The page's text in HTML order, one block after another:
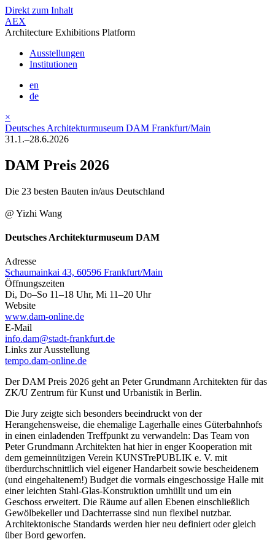
Direkt zum Inhalt
AEX
Architecture Exhibitions Platform
Ausstellungen
Institutionen
en
de
×
Deutsches Architekturmuseum DAM Frankfurt/Main
31.1.–28.6.2026
DAM Preis 2026
Die 23 besten Bauten in/aus Deutschland
@ Yizhi Wang
Deutsches Architekturmuseum DAM
Adresse
Schaumainkai 43, 60596 Frankfurt/Main
Öffnungszeiten
Di, Do–So 11–18 Uhr, Mi 11–20 Uhr
Website
www.dam-online.de
E-Mail
info.dam@stadt-frankfurt.de
Links zur Ausstellung
tempo.dam-online.de
Der DAM Preis 2026 geht an Peter Grundmann Architekten für das
ZK/U Zentrum für Kunst und Urbanistik in Berlin.
Die Jury zeigte sich besonders beeindruckt von der
Herangehensweise, die ehemalige Lagerhalle eines Güterbahnhofs
in einen einladenden Treffpunkt zu verwandeln: Das Team von
Peter Grundmann Architekten hat hier in enger Kooperation mit
dem gemeinnützigen Verein KUNSTrePUBLIK e. V. mit
überdurchschnittlich viel eigener Handarbeit sowie bescheidenem
(und eingehaltenem!) Budget die vormals eingeschossige Halle mit
einer leichten Stahl-Glas-Konstruktion umhüllt und um ein
Geschoss erweitert. Die Räume auf allen Ebenen einschließlich
Gewölbekeller und Dachterrasse sind nun flexibel nutzbar.
Architektonische Standards werden hier neu definiert oder gleich
über Bord geworfen.